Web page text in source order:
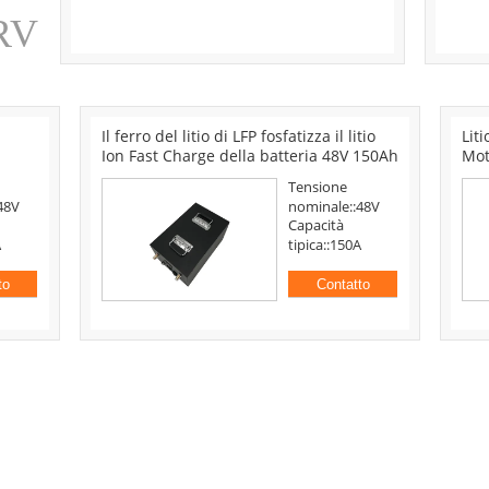
Tensione
nominale::3.7V
Max Charge
Current:::500mAh